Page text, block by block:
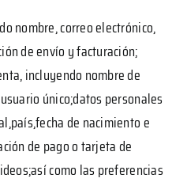
nombre, correo electrónico,
de envío y facturación;
incluyendo nombre de
único;datos personales
de nacimiento e
de pago o tarjeta de
como las preferencias